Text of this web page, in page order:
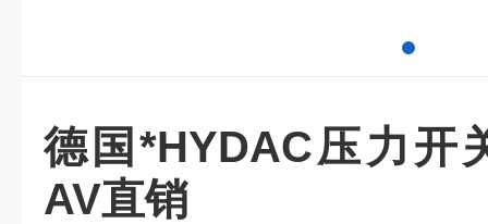
德国*HYDAC压力开
AV直销